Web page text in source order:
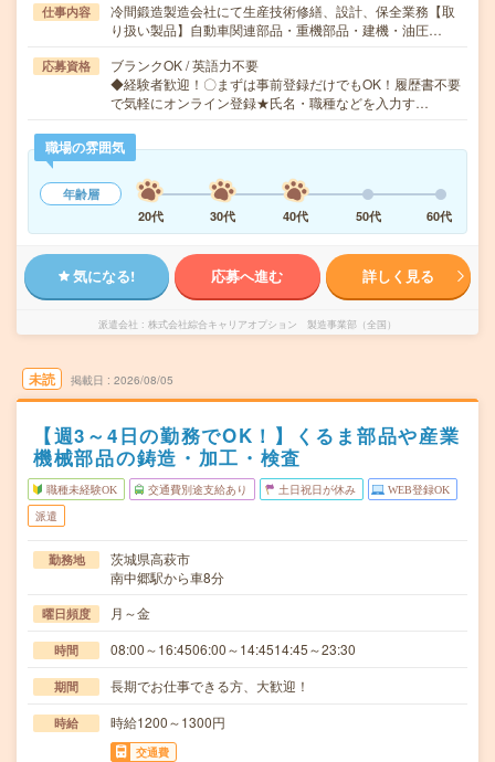
仕事内容
冷間鍛造製造会社にて生産技術修繕、設計、保全業務【取
り扱い製品】自動車関連部品・重機部品・建機・油圧…
応募資格
ブランクOK / 英語力不要
◆経験者歓迎！〇まずは事前登録だけでもOK！履歴書不要
で気軽にオンライン登録★氏名・職種などを入力す…
職場の雰囲気
年齢層
20代
30代 40代 50代 60代
気になる! 応募へ進む 詳しく見る
派遣会社 株式会社綜合キャリアオプション 製造事業部（全国）
未読 掲載日 2026/08/05
【週3～4日の勤務でOK！】くるま部品や産業
機械部品の鋳造・加工・検査
職種未経験OK 交通費別途支給あり 土日祝日が休み WEB登録OK
派遣
勤務地
茨城県高萩市
南中郷駅から車8分
曜日頻度 月～金
時間 08:00～16:4506:00～14:4514:45～23:30
期間 長期でお仕事できる方、大歓迎！
時給 時給1200～1300円
交通費